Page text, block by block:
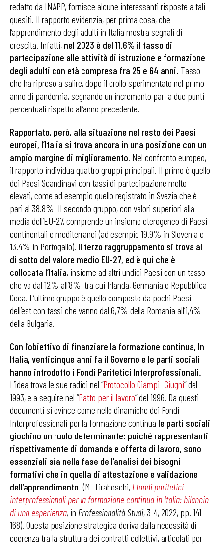
redatto da INAPP, fornisce alcune interessanti risposte a tali
quesiti. Il rapporto evidenzia, per prima cosa, che
l’apprendimento degli adulti in Italia mostra segnali di
crescita. Infatti, nel 2023 è del 11.6% il tasso di
partecipazione alle attività di istruzione e formazione
degli adulti con età compresa fra 25 e 64 anni. Tasso
che ha ripreso a salire, dopo il crollo sperimentato nel primo
anno di pandemia, segnando un incremento pari a due punti
percentuali rispetto all’anno precedente.
Rapportato, però, alla situazione nel resto dei Paesi
europei, l’Italia si trova ancora in una posizione con un
ampio margine di miglioramento. Nel confronto europeo,
il rapporto individua quattro gruppi principali. Il primo è quello
dei Paesi Scandinavi con tassi di partecipazione molto
elevati, come ad esempio quello registrato in Svezia che è
pari al 38.8%. Il secondo gruppo, con valori superiori alla
media dell’EU-27, comprende un insieme eterogeneo di Paesi
continentali e mediterranei (ad esempio 19.9% in Slovenia e
13.4% in Portogallo). Il terzo raggruppamento si trova al
di sotto del valore medio EU-27, ed è qui che è
collocata l’Italia, insieme ad altri undici Paesi con un tasso
che va dal 12% all’8%, tra cui Irlanda, Germania e Repubblica
Ceca. L’ultimo gruppo è quello composto da pochi Paesi
dell’est con tassi che vanno dal 6,7% della Romania all’1,4%
della Bulgaria.
Con l’obiettivo di finanziare la formazione continua, In
Italia, venticinque anni fa il Governo e le parti sociali
hanno introdotto i Fondi Paritetici Interprofessionali.
L’idea trova le sue radici nel “Protocollo Ciampi- Giugni” del
1993, e a seguire nel “Patto per il lavoro” del 1996. Da questi
documenti si evince come nelle dinamiche dei Fondi
Interprofessionali per la formazione continua le parti sociali
giochino un ruolo determinante: poiché rappresentanti
rispettivamente di domanda e offerta di lavoro, sono
essenziali sia nella fase dell’analisi dei bisogni
formativi che in quella di attestazione e validazione
dell’apprendimento.(M. Tiraboschi, I fondi paritetici
interprofessionali per la formazione continua in Italia: bilancio
di una esperienza, in Professionalità Studi, 3-4, 2022, pp. 141-
168). Questa posizione strategica deriva dalla necessità di
coerenza tra la struttura dei contratti collettivi, articolati per